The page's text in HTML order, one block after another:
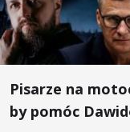
Pisarze na
by pomóc